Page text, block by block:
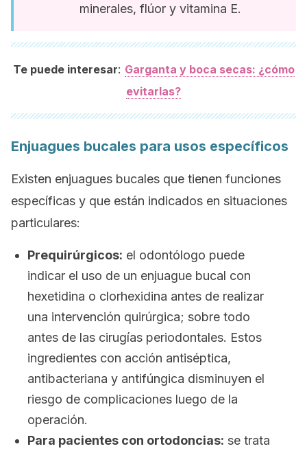
minerales, flúor y vitamina E.
Te puede interesar: Garganta y boca secas: ¿cómo
evitarlas?
Enjuagues bucales para usos específicos
Existen enjuagues bucales que tienen funciones
específicas y que están indicados en situaciones
particulares:
Prequirúrgicos: el odontólogo puede
indicar el uso de un enjuague bucal con
hexetidina o clorhexidina antes de realizar
una intervención quirúrgica; sobre todo
antes de las cirugías periodontales. Estos
ingredientes con acción antiséptica,
antibacteriana y antifúngica disminuyen el
riesgo de complicaciones luego de la
operación.
Para pacientes con ortodoncias: se trata